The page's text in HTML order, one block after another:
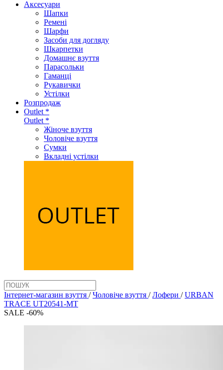
Аксеcуари
Шапки
Ремені
Шарфи
Засоби для догляду
Шкарпетки
Домашнє взуття
Парасольки
Гаманці
Рукавички
Устілки
Розпродаж
Outlet *
Outlet *
Жіноче взуття
Чоловіче взуття
Сумки
Вкладні устілки
Інтернет-магазин взуття / Чоловіче взуття / Лофери / URBAN
TRACE UT20541-MT
SALE -60%